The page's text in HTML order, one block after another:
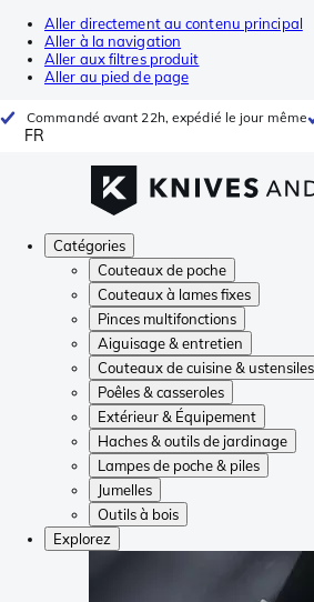
Aller directement au contenu principal
Aller à la navigation
Aller aux filtres produit
Aller au pied de page
Commandé avant 22h, expédié le jour même
FR
Catégories
Couteaux de poche
Couteaux à lames fixes
Pinces multifonctions
Aiguisage & entretien
Couteaux de cuisine & ustensiles
Poêles & casseroles
Extérieur & Équipement
Haches & outils de jardinage
Lampes de poche & piles
Jumelles
Outils à bois
Explorez